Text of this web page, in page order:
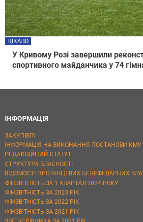
У Кривому Розі завершили
спортивного майданчика у 74
ЦІКАВО
ІНФОРМАЦІЯ
ЗАКУПІВЛІ
ІНФОРМАЦІЯ НА ВИКОНАННЯ ПОСТАНОВИ КМУ
РЕДАКЦІЙНИЙ СТАТУТ
СТРУКТУРА ВЛАСНОСТІ
ВІДОМОСТІ ПРО КІНЦЕВИХ БЕНЕФІЦІАРНИХ
ФІНЗВІТНІСТЬ ЗА 1 КВАРТАЛ 2024 РОКУ
ФІНЗВІТНІСТЬ ЗА 2023 РІК
ФІНЗВІТНІСТЬ ЗА 2022 РІК
ФІНЗВІТНІСТЬ ЗА 2021 РІК